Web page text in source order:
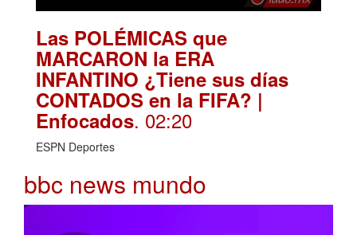
Las POLÉMICAS que
MARCARON la ERA
INFANTINO ¿Tiene sus días
CONTADOS en la FIFA? |
Enfocados. 02:20
ESPN Deportes
bbc news mundo